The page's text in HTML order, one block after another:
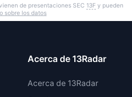
de presentaciones SEC 13F y pueden
sobre los datos
Acerca de 13Radar
Acerca de 13Radar